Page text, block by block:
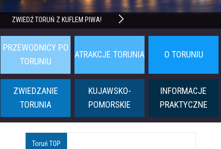
ZWIEDŹ TORUŃ Z KUFLEM PIWA!
POZNAJ TWIERDZĘ TORUŃ
PRZEWODNICY PO
TORUNIU
ATRAKCJE TORUNIA O TORUNIU
ZWIEDZANIE
TORUNIA
KUJAWSKO-
POMORSKIE
INFORMACJE
PRAKTYCZNE
Toruń TOP